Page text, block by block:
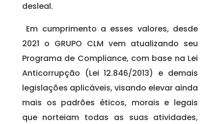
desleal.
Em cumprimento a esses valores, desde
2021 o GRUPO CLM vem atualizando seu
Programa de Compliance, com base na Lei
Anticorrupção (Lei 12.846/2013) e demais
legislações aplicáveis, visando elevar ainda
mais os padrões éticos, morais e legais
que norteiam todas as suas atividades,